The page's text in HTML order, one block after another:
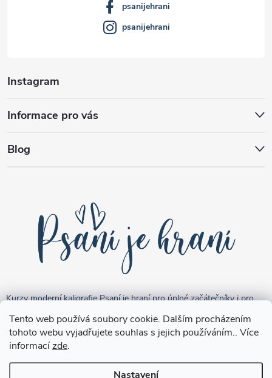
Tento web používá soubory cookie. Dalším procházením
tohoto webu vyjadřujete souhlas s jejich používáním.. Více
informacízde.
Nastavení
Instagram
Informace pro vás
Blog
psanijehrani
psanijehrani
Kurzy moderní kaligrafie Psaní je hraní pro úplné začátečníky i pro
pokročilejší "kreativce".